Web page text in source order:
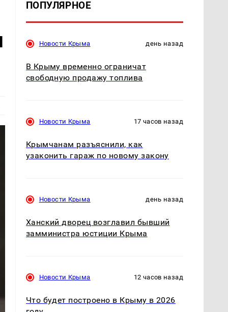
ПОПУЛЯРНОЕ
Новости Крыма день назад
В Крыму временно ограничат
свободную продажу топлива
Новости Крыма 17 часов назад
Крымчанам разъяснили, как
узаконить гараж по новому закону
Новости Крыма день назад
Ханский дворец возглавил бывший
замминистра юстиции Крыма
Новости Крыма 12 часов назад
Что будет построено в Крыму в 2026